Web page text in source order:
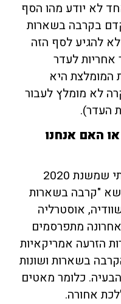
לא יודע מהו הסף
בקרבה בשארות
להגיע לסף הזה
אחריות לעדר
המומלצת היא
לא מומלץ לעבור
האם אנחנו
בסקירת ספרות שערכתי, מצאתי שמשנת 2020
בנושא "קרבה בשארות
אוסטרליה
מתפרסמים
הזרעה אמריקאיות
בשארות ושונות
כלומר מאטים
אחורה.